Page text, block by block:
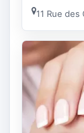
11 Rue